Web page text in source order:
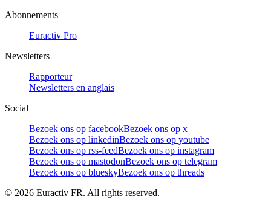
Abonnements
Euractiv Pro
Newsletters
Rapporteur
Newsletters en anglais
Social
Bezoek ons op facebookBezoek ons op x
Bezoek ons op linkedinBezoek ons op youtube
Bezoek ons op rss-feedBezoek ons op instagram
Bezoek ons op mastodonBezoek ons op telegram
Bezoek ons op blueskyBezoek ons op threads
© 2026 Euractiv FR. All rights reserved.